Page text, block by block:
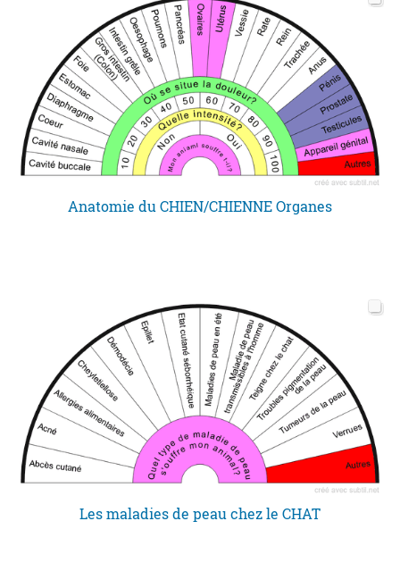
Anatomie du CHIEN/CHIENNE Organes
Les maladies de peau chez le CHAT